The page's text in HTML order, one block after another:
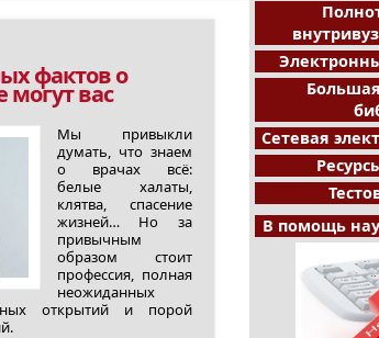
фактов о
могут вас
Мы привыкли
думать, что знаем
о врачах всё:
белые халаты,
клятва, спасение
жизней… Но за
привычным
образом стоит
профессия, полная
неожиданных
открытий и порой
Сетевая
В помощь